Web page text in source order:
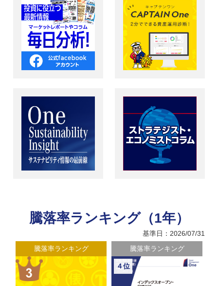
騰落率ランキング（1年）
基準日：2026/07/31
騰落率ランキング 騰落率ランキング
４位